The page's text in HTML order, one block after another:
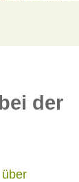
der